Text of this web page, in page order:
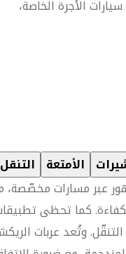
الأجرة الخاصة،
التنقل الأمتعة
عبر مسارات مخصّصة،
كما تحظى
وتُعد عربات